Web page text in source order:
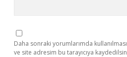
Daha sonraki yorumlarımda
ve site adresim bu tarayıcıya